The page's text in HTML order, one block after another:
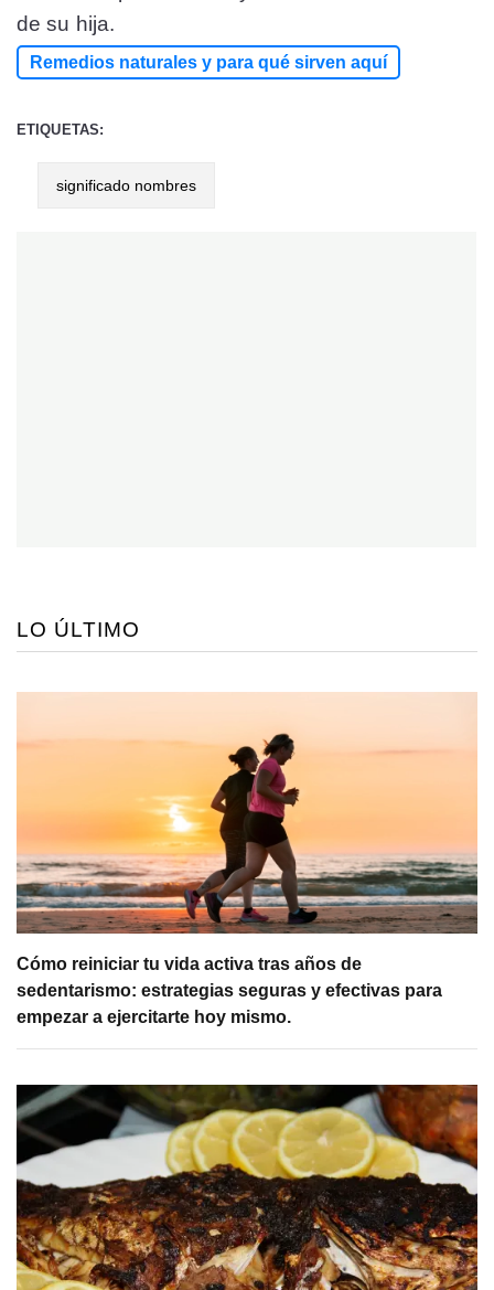
de su hija.
Remedios naturales y para qué sirven aquí
ETIQUETAS:
significado nombres
LO ÚLTIMO
Cómo reiniciar tu vida activa tras años de
sedentarismo: estrategias seguras y efectivas para
empezar a ejercitarte hoy mismo.